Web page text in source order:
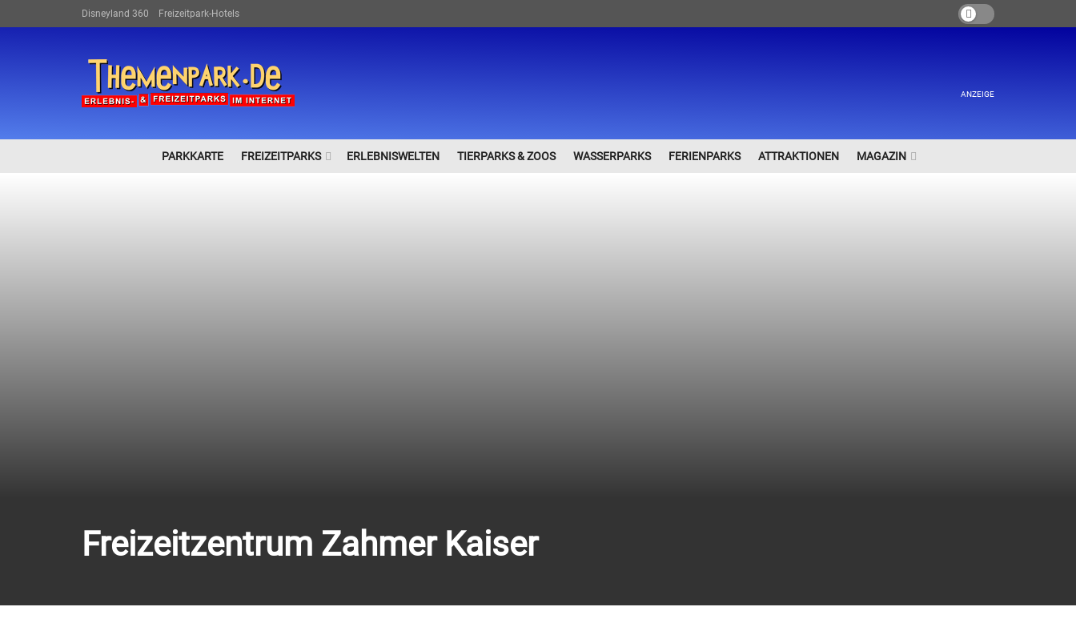
Disneyland 360 Freizeitpark-Hotels
ANZEIGE
PARKKARTE FREIZEITPARKS ERLEBNISWELTEN TIERPARKS & ZOOS WASSERPARKS FERIENPARKS ATTRAKTIONEN MAGAZIN
Freizeitzentrum Zahmer Kaiser